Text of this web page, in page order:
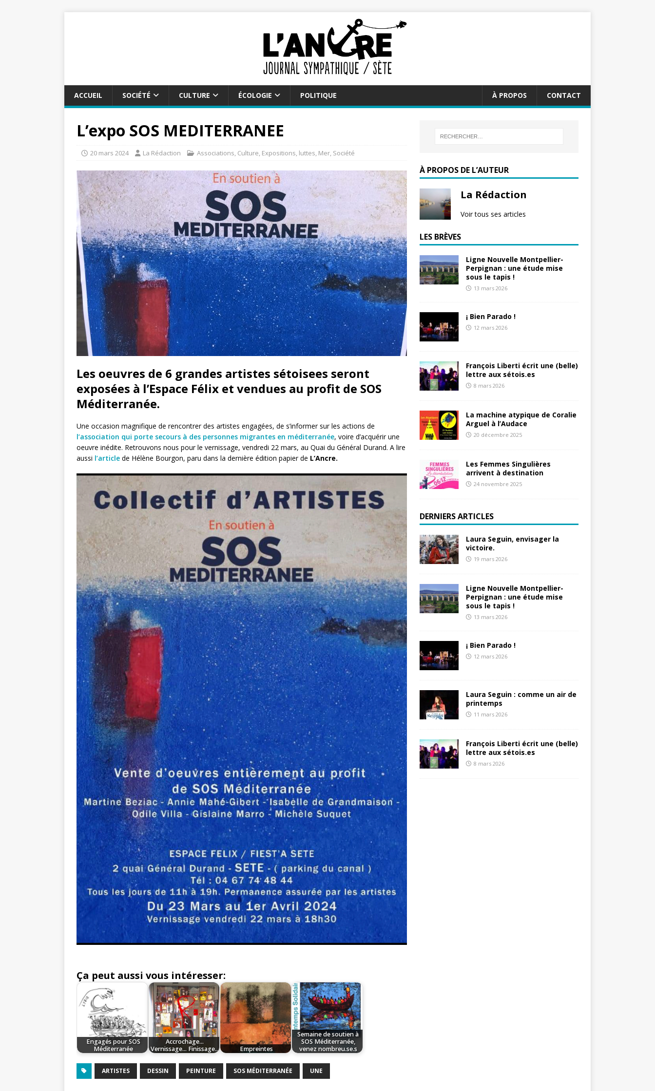
ACCUEIL SOCIÉTÉ CULTURE ÉCOLOGIE POLITIQUE CONTACT
À PROPOS
L’expo SOS MEDITERRANEE
20 mars 2024 La Rédaction Associations, Culture, Expositions, luttes, Mer, Société
Les oeuvres de 6 grandes artistes sétoisees seront
exposées à l’Espace Félix et vendues au profit de SOS
Méditerranée.
Une occasion magnifique de rencontrer des artistes engagées, de s’informer sur les actions de
l’association qui porte secours à des personnes migrantes en méditerranée, voire d’acquérir une
oeuvre inédite. Retrouvons nous pour le vernissage, vendredi 22 mars, au Quai du Général Durand. A lire
aussi l’article de Hélène Bourgon, paru dans la dernière édition papier de L’Ancre.
Ça peut aussi vous intéresser:
Engagés pour SOS
Méditerranée
Accrochage...
Vernissage... Finissage...
Empreintes
Semaine de soutien à
SOS Méditerranée,
venez nombreu.se.s
ARTISTES DESSIN PEINTURE SOS MÉDITERRANÉE UNE
À PROPOS DE L’AUTEUR
La Rédaction
Voir tous ses articles
LES BRÈVES
Ligne Nouvelle Montpellier-
Perpignan : une étude mise
sous le tapis !
13 mars 2026
¡ Bien Parado !
12 mars 2026
François Liberti écrit une (belle)
lettre aux sétois.es
8 mars 2026
La machine atypique de Coralie
Arguel à l’Audace
20 décembre 2025
Les Femmes Singulières
arrivent à destination
24 novembre 2025
DERNIERS ARTICLES
Laura Seguin, envisager la
victoire.
19 mars 2026
Ligne Nouvelle Montpellier-
Perpignan : une étude mise
sous le tapis !
13 mars 2026
¡ Bien Parado !
12 mars 2026
Laura Seguin : comme un air de
printemps
11 mars 2026
François Liberti écrit une (belle)
lettre aux sétois.es
8 mars 2026